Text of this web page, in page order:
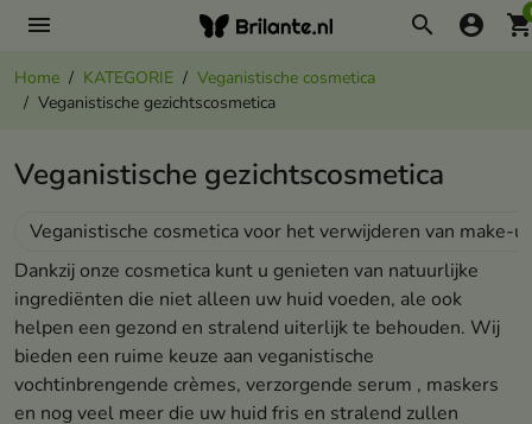
menu search account_circle
Home KATEGORIE
Veganistische cosmetica
Veganistische gezichtscosmetica
Veganistische gezichtscosmetica
Veganistische cosmetica voor het verwijderen van make-
Dankzij onze cosmetica kunt u genieten van natuurlijke
ingrediënten die niet alleen uw huid voeden, ale ook
helpen een gezond en stralend uiterlijk te behouden. Wij
bieden een ruime keuze aan veganistische
vochtinbrengende crèmes, verzorgende serum , maskers
en nog veel meer die uw huid fris en stralend zullen